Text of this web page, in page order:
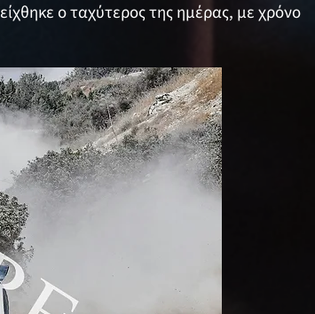
ο ταχύτερος της ημέρας, με χρόνο